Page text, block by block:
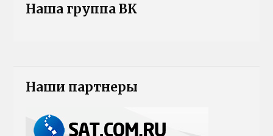
Наша группа ВК
Наши партнеры